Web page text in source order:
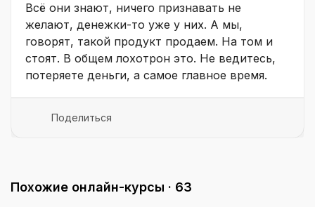
Всё они знают, ничего признавать не
желают, денежки-то уже у них. А мы,
говорят, такой продукт продаем. На том и
стоят. В общем лохотрон это. Не ведитесь,
потеряете деньги, а самое главное время.
Поделиться
Похожие онлайн-курсы · 63